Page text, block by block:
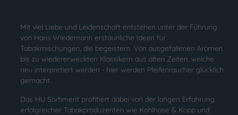
Mit viel Liebe und Leidenschaft entstehen unter der Führung
von Hans Wiedemann erstaunliche Ideen für
Tabakmischungen, die begeistern. Von ausgefallenen Aromen
bis zu wiedererweckten Klassikern aus alten Zeiten, welche
neu interpretiert werden - hier werden Pfeifenraucher glücklich
gemacht.
Das HU Sortiment profitiert dabei von der langen Erfahrung
erfolgreicher Tabakproduzenten wie Kohlhase & Kopp und